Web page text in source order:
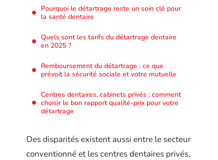
Pourquoi le détartrage reste un soin clé pour
la santé dentaire
Quels sont les tarifs du détartrage dentaire
en 2025 ?
Remboursement du détartrage : ce que
prévoit la sécurité sociale et votre mutuelle
Centres dentaires, cabinets privés : comment
choisir le bon rapport qualité-prix pour votre
détartrage
Des disparités existent aussi entre le secteur
conventionné et les centres dentaires privés,